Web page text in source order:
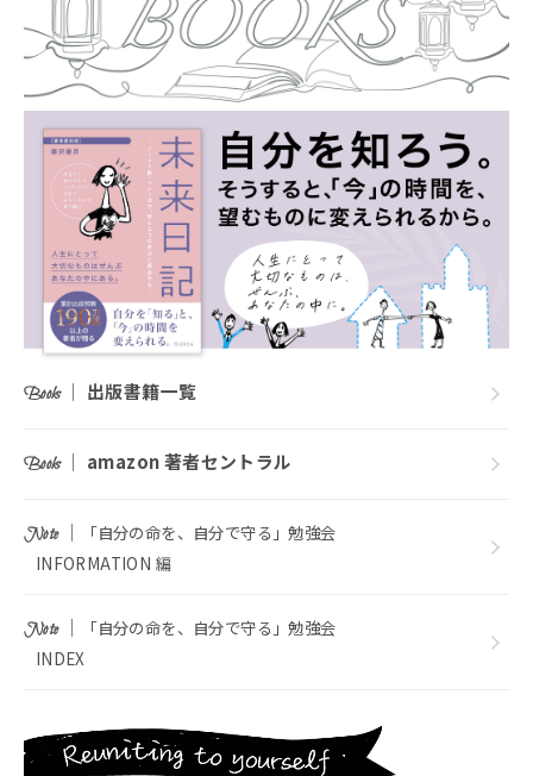
Books｜ 出版書籍一覧
Books｜ amazon 著者セントラル
Note｜
「自分の命を、自分で守る」勉強会
INFORMATION 編
Note｜
「自分の命を、自分で守る」勉強会
INDEX